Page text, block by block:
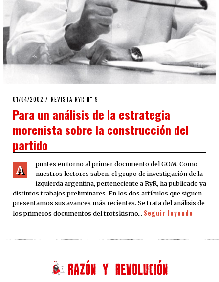
POSTED
01/04/2002 17/04/2020
REVISTA RYR N˚ 9
Para un análisis de la estrategia
morenista sobre la construcción del
partido
A
puntes en torno al primer documento del GOM. Como
nuestros lectores saben, el grupo de investigación de la
izquierda argentina, perteneciente a RyR, ha publicado ya
distintos trabajos preliminares. En los dos artículos que siguen
presentamos sus avances más recientes. Se trata del análisis de
los primeros documentos del trotskismo… Seguir leyendo